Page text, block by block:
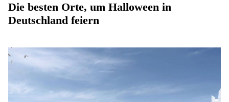
Die besten Orte, um Halloween in
Deutschland feiern